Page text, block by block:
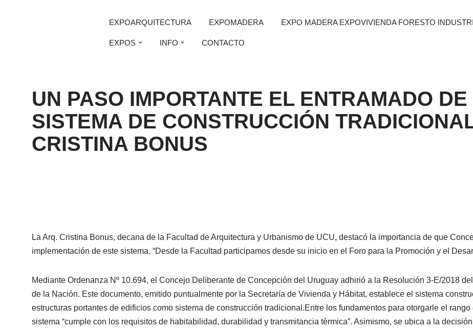
EXPOARQUITECTURA EXPOMADERA EXPO MADERA EXPOVIVIENDA FORESTO
EXPOS INFO CONTACTO
UN PASO IMPORTANTE EL ENTRAMADO
SISTEMA DE CONSTRUCCIÓN
CRISTINA BONUS
La Arq. Cristina Bonus, decana de la Facultad de Arquitectura y Urbanismo de UCU, destacó la importancia de que
implementación de este sistema. “Desde la Facultad participamos desde su inicio en el Foro para la Promoción y el
Mediante Ordenanza Nº 10.694, el Concejo Deliberante de Concepción del Uruguay adhirió a la Resolución 3-E/2018
de la Nación. Este documento, emitido puntualmente por la Secretaría de Vivienda y Hábitat, establece el sistema
estructuras portantes de edificios como sistema de construcción tradicional.Entre los fundamentos para otorgarle el
sistema “cumple con los requisitos de habitabilidad, durabilidad y transmitancia térmica”. Asimismo, se ubica a la